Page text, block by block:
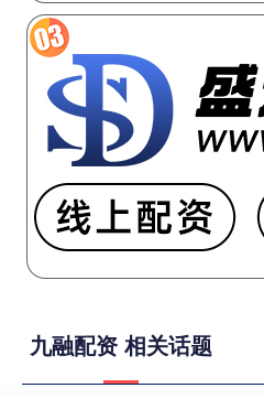
九融配资 相关话题